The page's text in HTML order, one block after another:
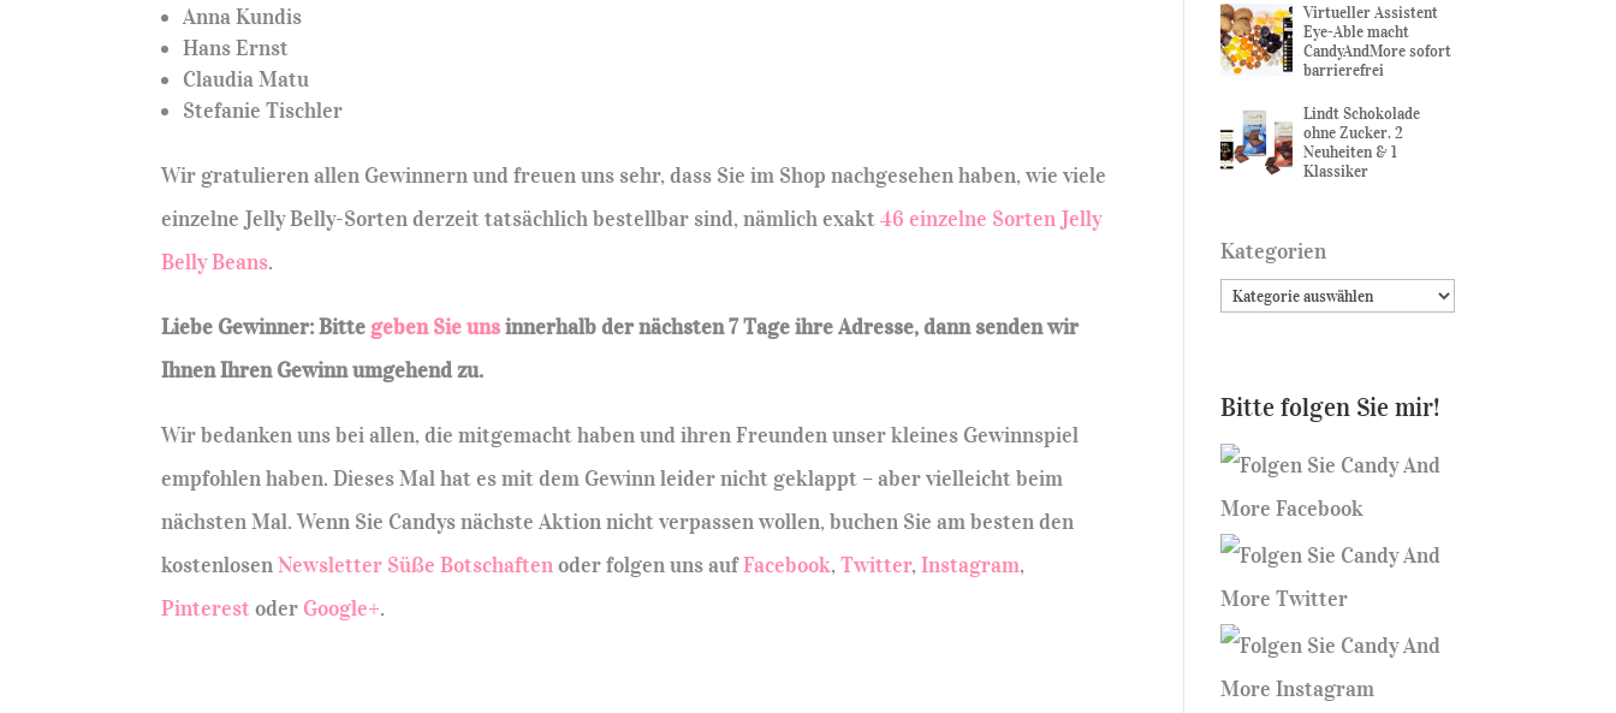
Anna Kundis
Hans Ernst
Claudia Matu
Stefanie Tischler
Wir gratulieren allen Gewinnern und freuen uns sehr, dass Sie im Shop nachgesehen haben, wie viele
einzelne Jelly Belly-Sorten derzeit tatsächlich bestellbar sind, nämlich exakt46 einzelne Sorten Jelly
Belly Beans.
Liebe Gewinner: Bitte geben Sie unsinnerhalb der nächsten 7 Tage ihre Adresse, dann senden wir
Ihnen Ihren Gewinn umgehend zu.
Wir bedanken uns bei allen, die mitgemacht haben und ihren Freunden unser kleines Gewinnspiel
empfohlen haben. Dieses Mal hat es mit dem Gewinn leider nicht geklappt – aber vielleicht beim
nächsten Mal. Wenn Sie Candys nächste Aktion nicht verpassen wollen, buchen Sie am besten den
kostenlosenNewsletter Süße Botschaftenoder folgen uns aufFacebook,Twitter,Instagram,
Pinterestoder Google+.
Virtueller Assistent
Eye-Able macht
CandyAndMore sofort
barrierefrei
Lindt Schokolade
ohne Zucker. 2
Neuheiten & 1
Klassiker
Kategorien
Bitte folgen Sie mir!